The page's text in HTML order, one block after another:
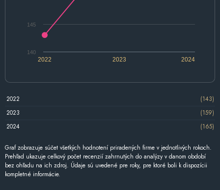
2022 2024
2023
140
145
2022
(143)
2023
(159)
2024
(165)
Graf zobrazuje súčet všetkých hodnotení priradených firme v jednotlivých rokoch.
Prehľad ukazuje celkový počet recenzií zahrnutých do analýzy v danom období
bez ohľadu na ich zdroj. Údaje sú uvedené pre roky, pre ktoré boli k dispozícii
kompletné informácie.